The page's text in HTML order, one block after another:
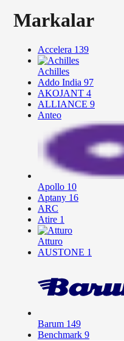
Markalar
Accelera 139
Achilles
Addo India 97
AKOJANT 4
ALLIANCE 9
Anteo
Apollo 10
Aptany 16
ARC
Atire 1
Atturo
AUSTONE 1
Barum 149
Benchmark 9